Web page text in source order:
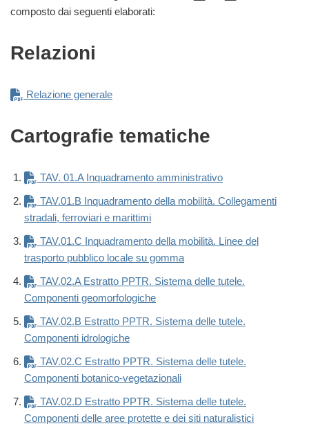
composto dai seguenti elaborati:
Relazioni
Relazione generale
Cartografie tematiche
TAV. 01.A Inquadramento amministrativo
TAV.01.B Inquadramento della mobilità. Collegamenti
stradali, ferroviari e marittimi
TAV.01.C Inquadramento della mobilità. Linee del
trasporto pubblico locale su gomma
TAV.02.A Estratto PPTR. Sistema delle tutele.
Componenti geomorfologiche
TAV.02.B Estratto PPTR. Sistema delle tutele.
Componenti idrologiche
TAV.02.C Estratto PPTR. Sistema delle tutele.
Componenti botanico-vegetazionali
TAV.02.D Estratto PPTR. Sistema delle tutele.
Componenti delle aree protette e dei siti naturalistici